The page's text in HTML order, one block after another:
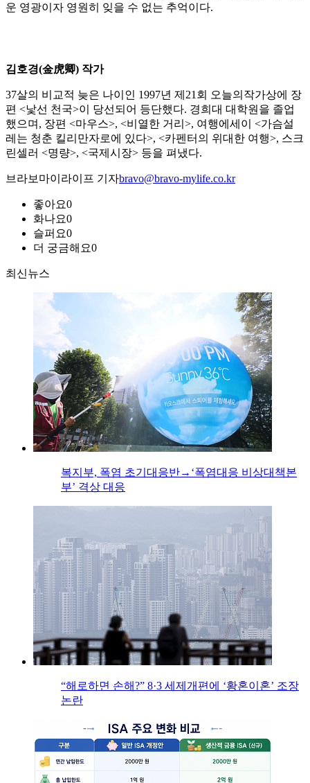
운 영광이자 영원히 잊을 수 없는 추억이다.
김호경(金虎卿) 작가
37살의 비교적 늦은 나이인 1997년 제21회 오늘의작가상에 장
편 <낯선 천국>이 당선되어 등단했다. 경희대 대학원을 졸업
했으며, 장편 <마우스>, <비열한 거리>, 여행에세이 <가슴설
레는 청춘 킬리만자로에 있다>, <카펜터의 위대한 여행>, 스크
린셀러 <명량>, <국제시장> 등을 펴냈다.
브라보마이라이프 기자bravo@bravo-mylife.co.kr
좋아요0
화나요0
슬퍼요0
더 궁금해요0
최신뉴스
복지부, 폭염 초기대응반→‘폭염대응 비상대책본
부’ 격상 대응
“해로하면 손해?” 8·3 세제개편에 ‘황혼이혼’ 조장
논란